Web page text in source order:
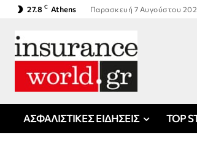
27.8 C Athens Παρασκευή 7 Αυγούστου
ΑΣΦΑΛΙΣΤΙΚΕΣ ΕΙΔΗΣΕΙΣ TOP